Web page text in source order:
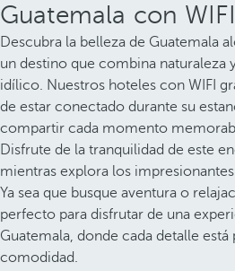
Guatemala con
Descubra la belleza de Guatemala
un destino que combina naturaleza
idílico. Nuestros hoteles con WIFI
de estar conectado durante su
compartir cada momento
Disfrute de la tranquilidad de este
mientras explora los
Ya sea que busque aventura o
perfecto para disfrutar de una
Guatemala, donde cada detalle está
comodidad.